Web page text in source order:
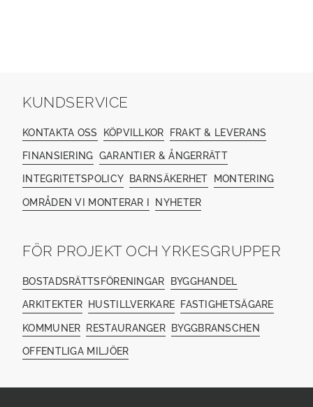
KUNDSERVICE
KONTAKTA OSS KÖPVILLKOR FRAKT & LEVERANS
FINANSIERING GARANTIER & ÅNGERRÄTT
INTEGRITETSPOLICY BARNSÄKERHET MONTERING
OMRÅDEN VI MONTERAR I NYHETER
FÖR PROJEKT OCH YRKESGRUPPER
BOSTADSRÄTTSFÖRENINGAR BYGGHANDEL
ARKITEKTER HUSTILLVERKARE FASTIGHETSÄGARE
KOMMUNER RESTAURANGER BYGGBRANSCHEN
OFFENTLIGA MILJÖER